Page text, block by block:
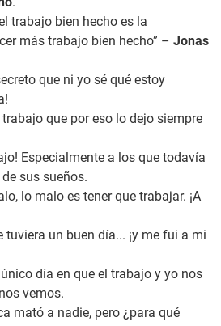
trabajo bien hecho es la
más trabajo bien hecho” – Jonas
que ni yo sé qué estoy
que por eso lo dejo siempre
Especialmente a los que todavía
sus sueños.
lo malo es tener que trabajar. ¡A
tuviera un buen día... ¡y me fui a mi
día en que el trabajo y yo nos
vemos.
mató a nadie, pero ¿para qué